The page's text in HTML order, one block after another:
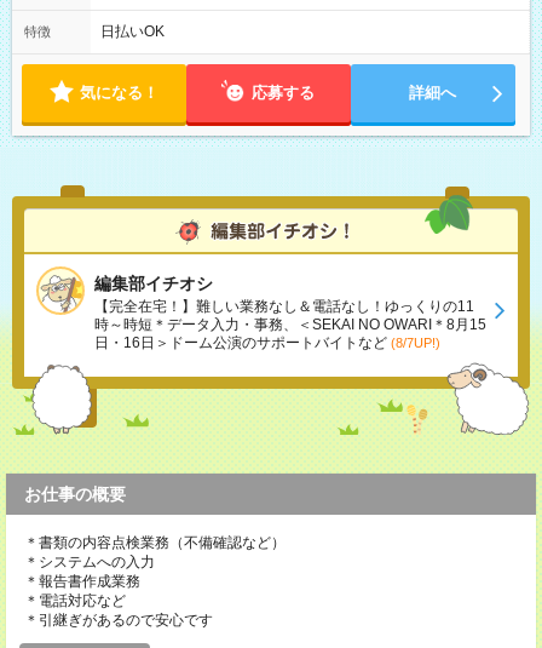
日祝
特徴 日払いOK
気になる！ 応募する 詳細へ
編集部イチオシ
【完全在宅！】難しい業務なし＆電話なし！ゆっくりの11
時～時短＊データ入力・事務、＜SEKAI NO OWARI＊8月15
日・16日＞ドーム公演のサポートバイトなど (8/7UP!)
お仕事の概要
＊書類の内容点検業務（不備確認など）
＊システムへの入力
＊報告書作成業務
＊電話対応など
＊引継ぎがあるので安心です